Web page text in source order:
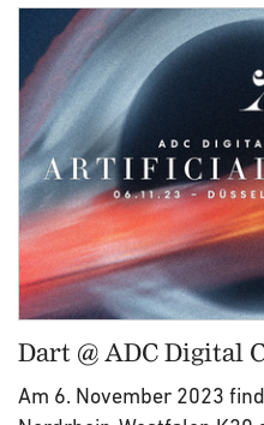
Dart @ ADC Digital
Am 6. November 2023